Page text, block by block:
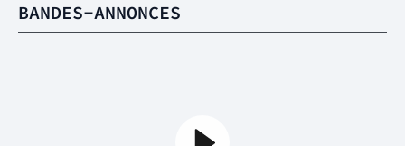
BANDES-ANNONCES